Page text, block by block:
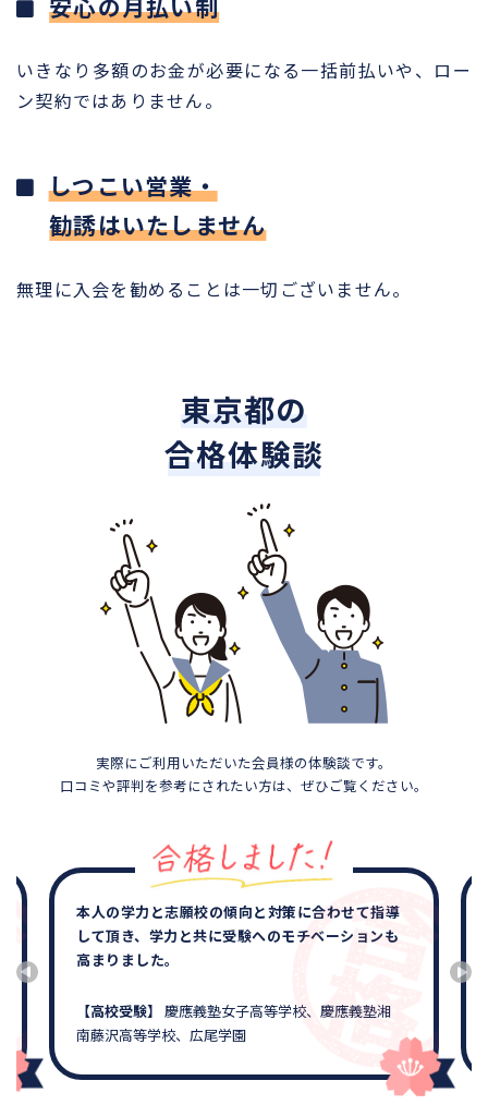
いきなり多額のお金が必要になる一括前払いや、ロー
ン契約ではありません。
しつこい営業・
勧誘はいたしません
無理に入会を勧めることは一切ございません。
東京都の
合格体験談
実際にご利用いただいた会員様の体験談です。
口コミや評判を参考にされたい方は、ぜひご覧ください。
本人の学力と志願校の傾向と対策に合わせて指導
して頂き、学力と共に受験へのモチベーションも
高まりました。
【高校受験】 慶應義塾女子高等学校、慶應義塾湘
南藤沢高等学校、広尾学園